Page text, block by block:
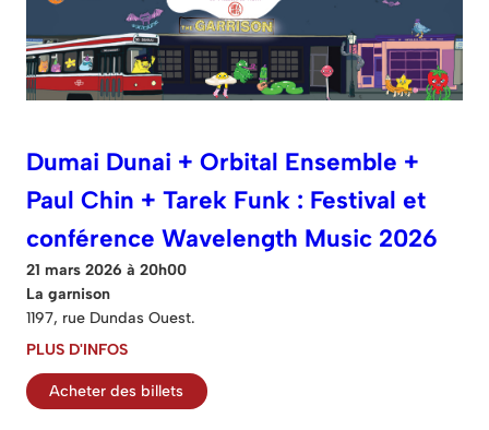
Dumai Dunai + Orbital Ensemble +
Paul Chin + Tarek Funk : Festival et
conférence Wavelength Music 2026
21 mars 2026 à 20h00
La garnison
1197, rue Dundas Ouest.
PLUS D'INFOS
Acheter des billets